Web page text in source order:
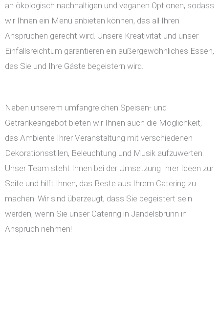
an ökologisch nachhaltigen und veganen Optionen, sodass
wir Ihnen ein Menü anbieten können, das all Ihren
Ansprüchen gerecht wird. Unsere Kreativität und unser
Einfallsreichtum garantieren ein außergewöhnliches Essen,
das Sie und Ihre Gäste begeistern wird.
Neben unserem umfangreichen Speisen- und
Getränkeangebot bieten wir Ihnen auch die Möglichkeit,
das Ambiente Ihrer Veranstaltung mit verschiedenen
Dekorationsstilen, Beleuchtung und Musik aufzuwerten.
Unser Team steht Ihnen bei der Umsetzung Ihrer Ideen zur
Seite und hilft Ihnen, das Beste aus Ihrem Catering zu
machen. Wir sind überzeugt, dass Sie begeistert sein
werden, wenn Sie unser Catering in Jandelsbrunn in
Anspruch nehmen!